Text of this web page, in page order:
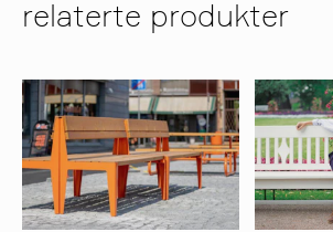
relaterte produkter